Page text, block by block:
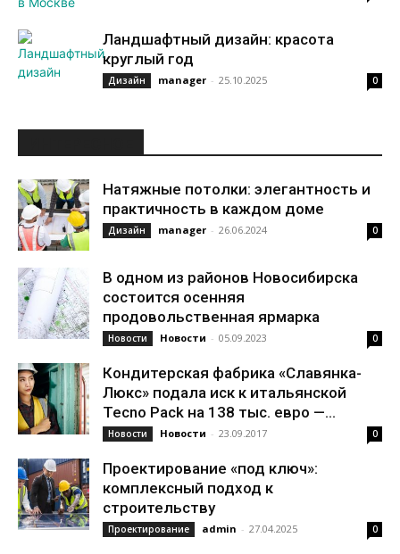
Ландшафтный дизайн: красота
круглый год
Дизайн manager - 25.10.2025 0
Натяжные потолки: элегантность и
практичность в каждом доме
Дизайн manager - 26.06.2024 0
В одном из районов Новосибирска
состоится осенняя
продовольственная ярмарка
Новости Новости - 05.09.2023 0
Кондитерская фабрика «Славянка-
Люкс» подала иск к итальянской
Tecno Pack на 138 тыс. евро —...
Новости Новости - 23.09.2017 0
Проектирование «под ключ»:
комплексный подход к
строительству
Проектирование admin - 27.04.2025 0